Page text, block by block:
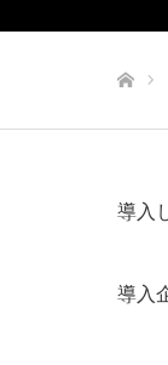
導入
導入